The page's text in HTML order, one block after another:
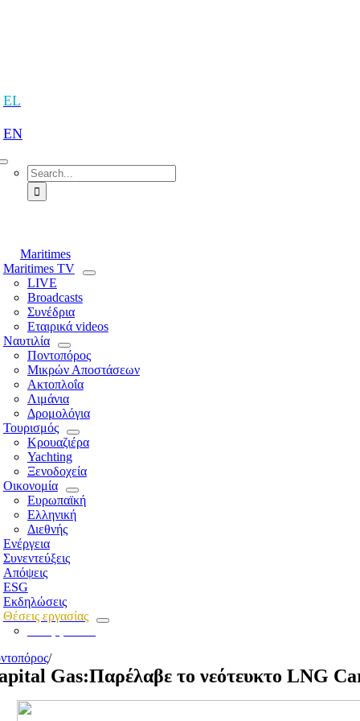
EL
EN
Search
for:
Maritimes
Maritimes TV
LIVE
Broadcasts
Συνέδρια
Εταιρικά videos
Ναυτιλία
Ποντοπόρος
Μικρών Αποστάσεων
Ακτοπλοΐα
Λιμάνια
Δρομολόγια
Τουρισμός
Κρουαζιέρα
Yachting
Ξενοδοχεία
Οικονομία
Ευρωπαϊκή
Ελληνική
Διεθνής
Ενέργεια
Συνεντεύξεις
Απόψεις
ESG
Εκδηλώσεις
Θέσεις εργασίας
/
Gas:Παρέλαβε το νεότευκτο LNG